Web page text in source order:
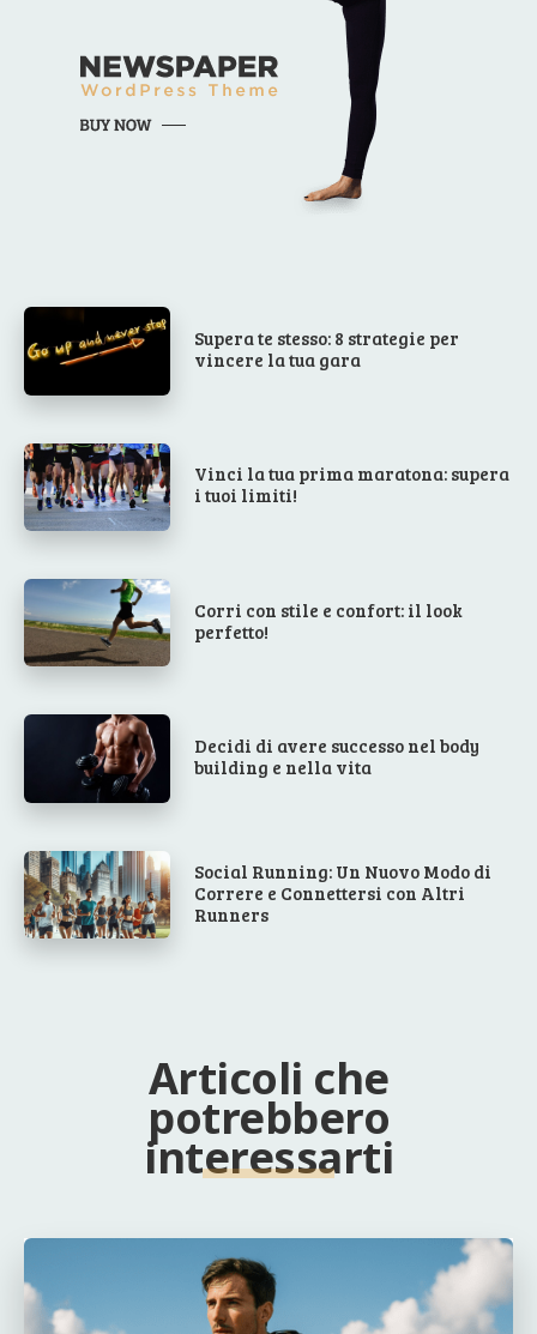
Supera te stesso: 8 strategie per
vincere la tua gara
Vinci la tua prima maratona: supera
i tuoi limiti!
Corri con stile e confort: il look
perfetto!
Decidi di avere successo nel body
building e nella vita
Social Running: Un Nuovo Modo di
Correre e Connettersi con Altri
Runners
Articoli che
potrebbero
interessarti